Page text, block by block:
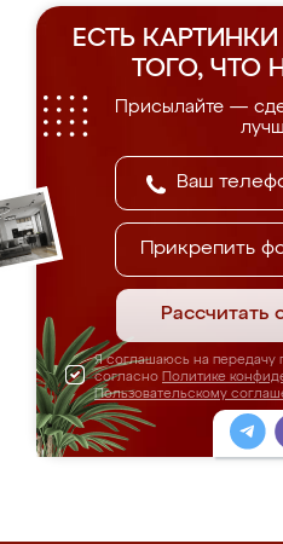
ЕСТЬ
ТОГО, ЧТО
Присылайте —
Прикрепить
Рассчитать
Я соглашаюсь на передачу
согласно Политике
Пользовательскому